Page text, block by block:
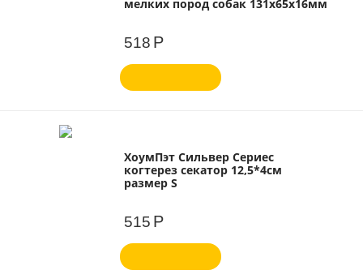
мелких пород собак 131х65х16мм
518 Р
ХоумПэт Сильвер Сериес
когтерез секатор 12,5*4см
размер S
515 Р